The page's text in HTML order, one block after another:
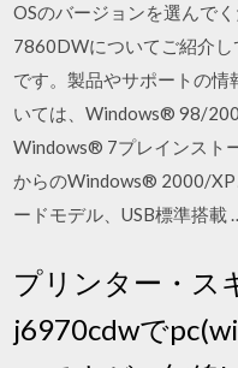
OSのバージョンを選んで
7860DWについてご紹介
です。製品やサポートの情
いては、Windows® 98/
Windows® 7プレインスト
からのWindows® 2000/
ードモデル、USB標準搭
プリンター・ス
j6970cdwで